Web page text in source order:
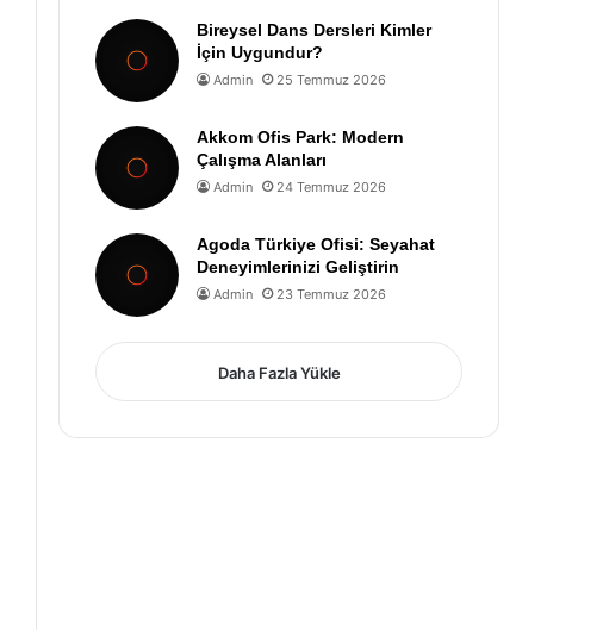
Bireysel Dans Dersleri Kimler
İçin Uygundur?
Admin 25 Temmuz 2026
Akkom Ofis Park: Modern
Çalışma Alanları
Admin 24 Temmuz 2026
Agoda Türkiye Ofisi: Seyahat
Deneyimlerinizi Geliştirin
Admin 23 Temmuz 2026
Daha Fazla Yükle